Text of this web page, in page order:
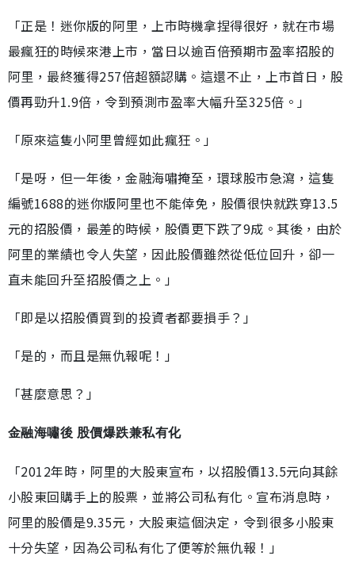
「正是！迷你版的阿里，上市時機拿捏得很好，就在市場
最瘋狂的時候來港上市，當日以逾百倍預期市盈率招股的
阿里，最終獲得257倍超額認購。這還不止，上市首日，股
價再勁升1.9倍，令到預測市盈率大幅升至325倍。」
「原來這隻小阿里曾經如此瘋狂。」
「是呀，但一年後，金融海嘯掩至，環球股市急瀉，這隻
編號1688的迷你版阿里也不能倖免，股價很快就跌穿13.5
元的招股價，最差的時候，股價更下跌了9成。其後，由於
阿里的業績也令人失望，因此股價雖然從低位回升，卻一
直未能回升至招股價之上。」
「即是以招股價買到的投資者都要損手？」
「是的，而且是無仇報呢！」
「甚麼意思？」
金融海嘯後 股價爆跌兼私有化
「2012年時，阿里的大股東宣布，以招股價13.5元向其餘
小股東回購手上的股票，並將公司私有化。宣布消息時，
阿里的股價是9.35元，大股東這個決定，令到很多小股東
十分失望，因為公司私有化了便等於無仇報！」